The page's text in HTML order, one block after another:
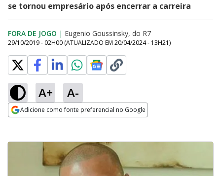
se tornou empresário após encerrar a carreira
FORA DE JOGO | Eugenio Goussinsky, do R7
29/10/2019 - 02H00 (ATUALIZADO EM 20/04/2024 - 13H21)
A+ A-
Adicione como fonte preferencial no Google